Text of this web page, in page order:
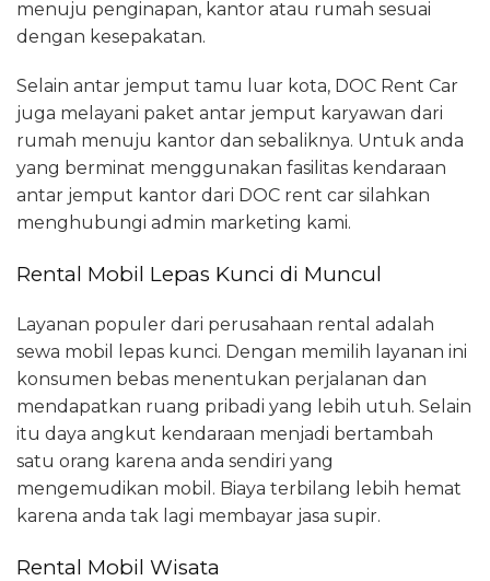
menuju penginapan, kantor atau rumah sesuai
dengan kesepakatan.
Selain antar jemput tamu luar kota, DOC Rent Car
juga melayani paket antar jemput karyawan dari
rumah menuju kantor dan sebaliknya. Untuk anda
yang berminat menggunakan fasilitas kendaraan
antar jemput kantor dari DOC rent car silahkan
menghubungi admin marketing kami.
Rental Mobil Lepas Kunci di Muncul
Layanan populer dari perusahaan rental adalah
sewa mobil lepas kunci. Dengan memilih layanan ini
konsumen bebas menentukan perjalanan dan
mendapatkan ruang pribadi yang lebih utuh. Selain
itu daya angkut kendaraan menjadi bertambah
satu orang karena anda sendiri yang
mengemudikan mobil. Biaya terbilang lebih hemat
karena anda tak lagi membayar jasa supir.
Rental Mobil Wisata